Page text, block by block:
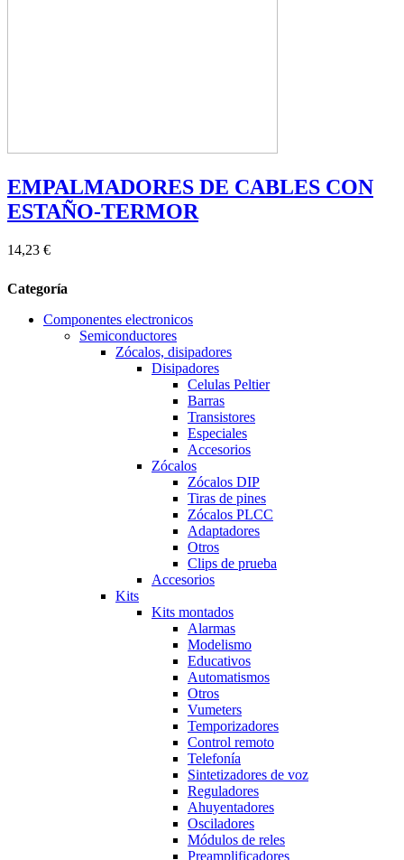
EMPALMADORES DE CABLES CON
ESTAÑO-TERMOR
14,23 €
Categoría
Componentes electronicos
Semiconductores
Zócalos, disipadores
Disipadores
Celulas Peltier
Barras
Transistores
Especiales
Accesorios
Zócalos
Zócalos DIP
Tiras de pines
Zócalos PLCC
Adaptadores
Otros
Clips de prueba
Accesorios
Kits
Kits montados
Alarmas
Modelismo
Educativos
Automatismos
Otros
Vumeters
Temporizadores
Control remoto
Telefonía
Sintetizadores de voz
Reguladores
Ahuyentadores
Osciladores
Módulos de reles
Preamplificadores